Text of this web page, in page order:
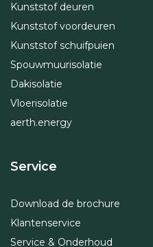
Kunststof deuren
Kunststof voordeuren
Kunststof schuifpuien
Spouwmuurisolatie
Dakisolatie
Vloerisolatie
aerth.energy
Service
Download de brochure
Klantenservice
Service & Onderhoud